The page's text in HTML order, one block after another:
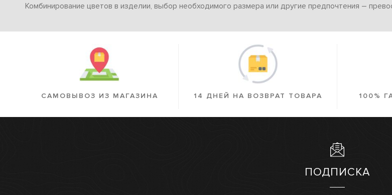
Комбинирование цветов в изделии, выбор необходимого размера или другие предпочтения –
САМОВЫВОЗ ИЗ МАГАЗИНА 14 ДНЕЙ НА ВОЗВРАТ ТОВАРА 100%
ПОДПИСКА